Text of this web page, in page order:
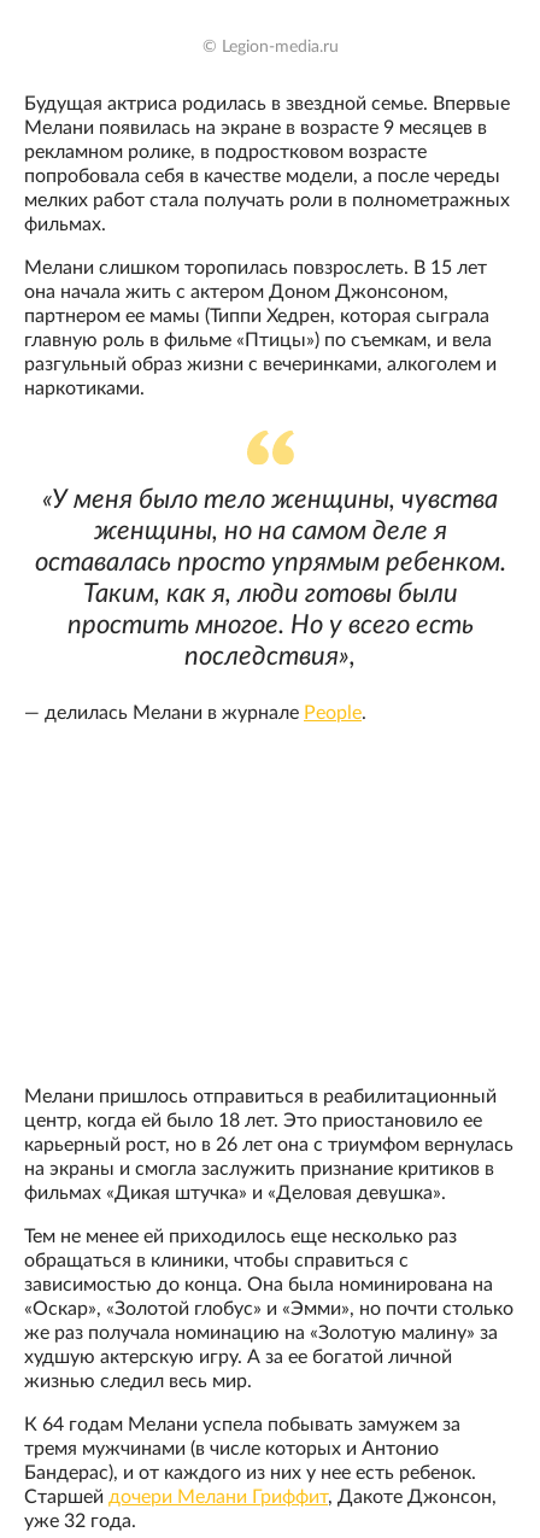
© Legion-media.ru
Будущая актриса родилась в звездной семье. Впервые
Мелани появилась на экране в возрасте 9 месяцев в
рекламном ролике, в подростковом возрасте
попробовала себя в качестве модели, а после череды
мелких работ стала получать роли в полнометражных
фильмах.
Мелани слишком торопилась повзрослеть. В 15 лет
она начала жить с актером Доном Джонсоном,
партнером ее мамы (Типпи Хедрен, которая сыграла
главную роль в фильме «Птицы») по съемкам, и вела
разгульный образ жизни с вечеринками, алкоголем и
наркотиками.
«У меня было тело женщины, чувства
женщины, но на самом деле я
оставалась просто упрямым ребенком.
Таким, как я, люди готовы были
простить многое. Но у всего есть
последствия»,
— делилась Мелани в журнале People.
Мелани пришлось отправиться в реабилитационный
центр, когда ей было 18 лет. Это приостановило ее
карьерный рост, но в 26 лет она с триумфом вернулась
на экраны и смогла заслужить признание критиков в
фильмах «Дикая штучка» и «Деловая девушка».
Тем не менее ей приходилось еще несколько раз
обращаться в клиники, чтобы справиться с
зависимостью до конца. Она была номинирована на
«Оскар», «Золотой глобус» и «Эмми», но почти столько
же раз получала номинацию на «Золотую малину» за
худшую актерскую игру. А за ее богатой личной
жизнью следил весь мир.
К 64 годам Мелани успела побывать замужем за
тремя мужчинами (в числе которых и Антонио
Бандерас), и от каждого из них у нее есть ребенок.
Старшей дочери Мелани Гриффит, Дакоте Джонсон,
уже 32 года.